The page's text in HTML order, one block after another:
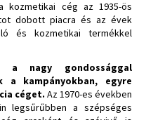
cég az 1935-ös
dobott piacra és az évek
és kozmetikai termékkel
a nagy gondossággal
a kampányokban, egyre
céget. Az 1970-es években
legsűrűbben a szépséges